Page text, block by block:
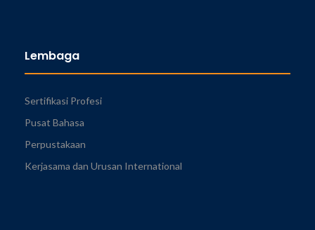
Lembaga
Sertifikasi Profesi
Pusat Bahasa
Perpustakaan
Kerjasama dan Urusan International